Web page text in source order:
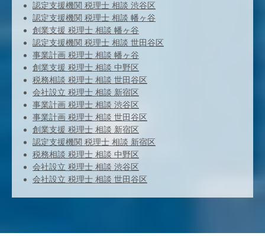
認定支援機関 税理士 相談 渋谷区
認定支援機関 税理士 相談 幡ヶ谷
創業支援 税理士 相談 幡ヶ谷
認定支援機関 税理士 相談 世田谷区
事業計画 税理士 相談 幡ヶ谷
創業支援 税理士 相談 中野区
税務相談 税理士 相談 世田谷区
会社設立 税理士 相談 新宿区
事業計画 税理士 相談 渋谷区
事業計画 税理士 相談 世田谷区
創業支援 税理士 相談 新宿区
認定支援機関 税理士 相談 新宿区
税務相談 税理士 相談 中野区
会社設立 税理士 相談 渋谷区
会社設立 税理士 相談 世田谷区